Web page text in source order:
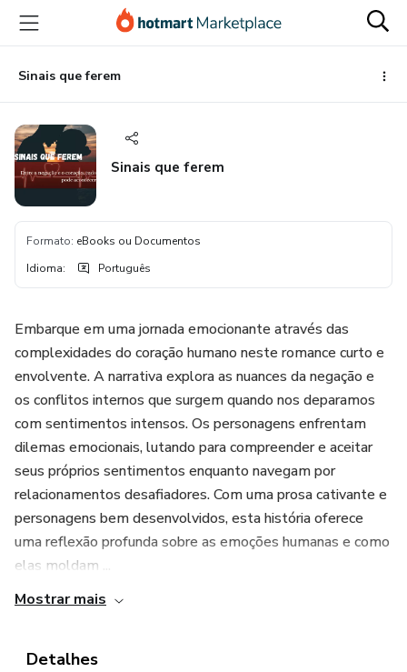
para
conteúdo
principal
para
pagamento
para
rodapé
Sinais que ferem
Sinais que ferem
Formato: eBooks ou Documentos
Idioma: Português
Embarque em uma jornada emocionante através das
complexidades do coração humano neste romance curto e
envolvente. A narrativa explora as nuances da negação e
os conflitos internos que surgem quando nos deparamos
com sentimentos intensos. Os personagens enfrentam
dilemas emocionais, lutando para compreender e aceitar
seus próprios sentimentos enquanto navegam por
relacionamentos desafiadores. Com uma prosa cativante e
personagens bem desenvolvidos, esta história oferece
uma reflexão profunda sobre as emoções humanas e como
elas moldam ...
Mostrar mais
Detalhes